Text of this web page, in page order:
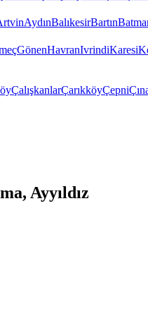
AydınBalıkesirBartın
GönenHavranIvrindiKaresi
ÇalışkanlarÇarıkköyÇepni
Ayyıldız